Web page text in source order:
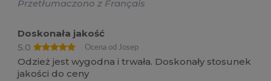
Przetłumaczono z Français
Doskonała jakość
5.0
Ocena od Josep
Odzież jest wygodna i trwała. Doskonały stosunek
jakości do ceny